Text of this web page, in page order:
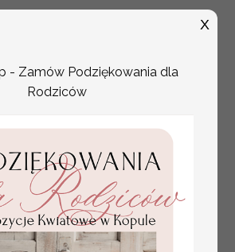
- Zamów Podziękowania dla
Rodziców
X